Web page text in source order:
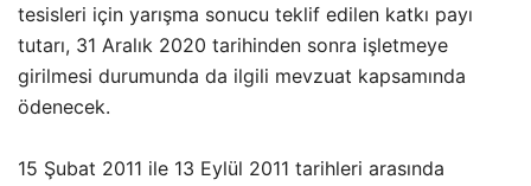
tesisleri için yarışma sonucu teklif edilen katkı payı
tutarı, 31 Aralık 2020 tarihinden sonra işletmeye
girilmesi durumunda da ilgili mevzuat kapsamında
ödenecek.
15 Şubat 2011 ile 13 Eylül 2011 tarihleri arasında